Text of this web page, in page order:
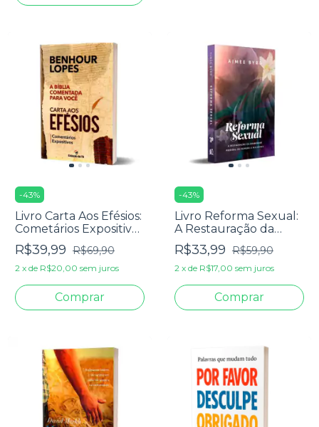
-43%
Livro Carta Aos Efésios:
Cometários Expositivos
- Benhour Lopes
R$39,99 R$69,90
2 x de R$20,00 sem juros
-43%
Livro Reforma Sexual:
A Restauração da
Dignidade Pessoal de
Homem e Mulheres -
Aimee Byrd
R$33,99 R$59,90
2 x de R$17,00 sem juros